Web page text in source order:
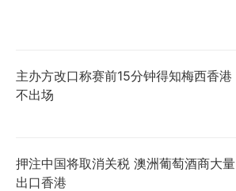
主办方改口称赛前15分钟得知梅西香港
不出场
押注中国将取消关税 澳洲葡萄酒商大量
出口香港